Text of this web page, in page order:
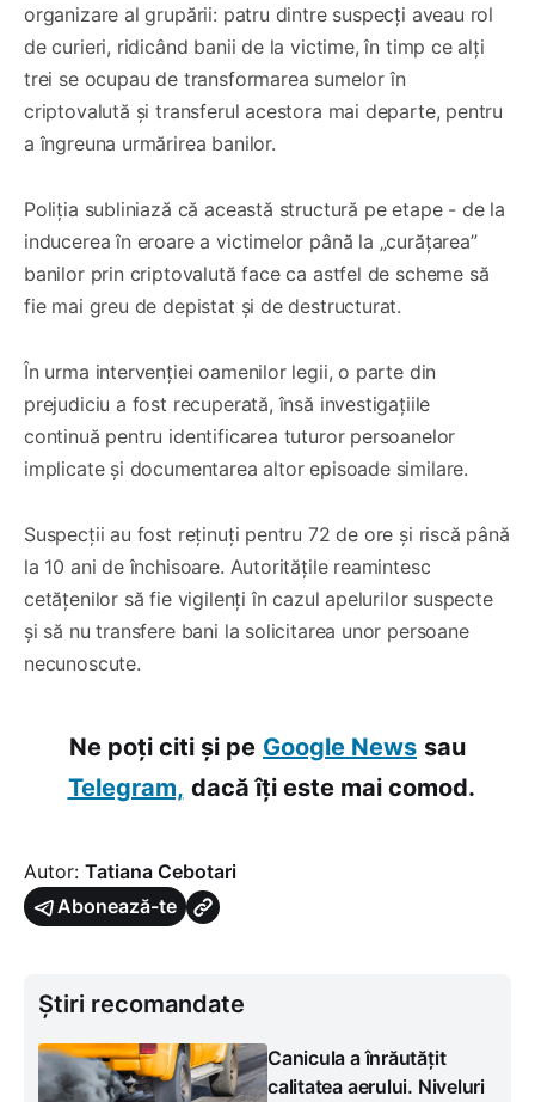
organizare al grupării: patru dintre suspecți aveau rol
de curieri, ridicând banii de la victime, în timp ce alți
trei se ocupau de transformarea sumelor în
criptovalută și transferul acestora mai departe, pentru
a îngreuna urmărirea banilor.
Poliția subliniază că această structură pe etape - de la
inducerea în eroare a victimelor până la „curățarea”
banilor prin criptovalută face ca astfel de scheme să
fie mai greu de depistat și de destructurat.
În urma intervenției oamenilor legii, o parte din
prejudiciu a fost recuperată, însă investigațiile
continuă pentru identificarea tuturor persoanelor
implicate și documentarea altor episoade similare.
Suspecții au fost reținuți pentru 72 de ore și riscă până
la 10 ani de închisoare. Autoritățile reamintesc
cetățenilor să fie vigilenți în cazul apelurilor suspecte
și să nu transfere bani la solicitarea unor persoane
necunoscute.
Ne poți citi și pe Google News sau
Telegram, dacă îți este mai comod.
Autor: Tatiana Cebotari
Abonează-te
Știri recomandate
Canicula a înrăutățit
calitatea aerului. Niveluri